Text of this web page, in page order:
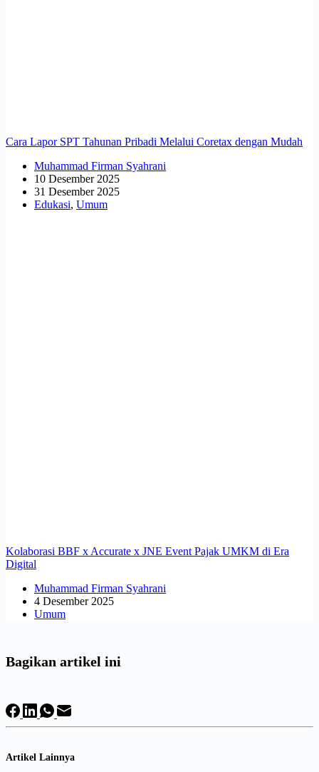
Cara Lapor SPT Tahunan Pribadi Melalui Coretax dengan Mudah
Muhammad Firman Syahrani
10 Desember 2025
31 Desember 2025
Edukasi, Umum
Kolaborasi BBF x Accurate x JNE Event Pajak UMKM di Era
Digital
Muhammad Firman Syahrani
4 Desember 2025
Umum
Bagikan artikel ini
Artikel Lainnya